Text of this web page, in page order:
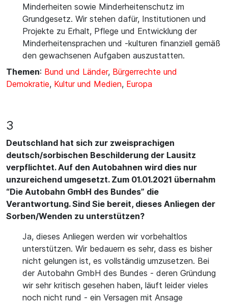
Minderheiten sowie Minderheitenschutz im
Grundgesetz. Wir stehen dafür, Institutionen und
Projekte zu Erhalt, Pflege und Entwicklung der
Minderheitensprachen und -kulturen finanziell gemäß
den gewachsenen Aufgaben auszustatten.
Themen: Bund und Länder, Bürgerrechte und
Demokratie, Kultur und Medien, Europa
3
Deutschland hat sich zur zweisprachigen
deutsch/sorbischen Beschilderung der Lausitz
verpflichtet. Auf den Autobahnen wird dies nur
unzureichend umgesetzt. Zum 01.01.2021 übernahm
“Die Autobahn GmbH des Bundes” die
Verantwortung. Sind Sie bereit, dieses Anliegen der
Sorben/Wenden zu unterstützen?
Ja, dieses Anliegen werden wir vorbehaltlos
unterstützen. Wir bedauern es sehr, dass es bisher
nicht gelungen ist, es vollständig umzusetzen. Bei
der Autobahn GmbH des Bundes - deren Gründung
wir sehr kritisch gesehen haben, läuft leider vieles
noch nicht rund - ein Versagen mit Ansage